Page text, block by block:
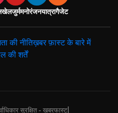
खेलजुर्ममनोरंजनयात्रागैजेट
की नीतिख़बर फ़ास्ट के बारे में
की शर्तें
सुरक्षित - खबरफास्ट|